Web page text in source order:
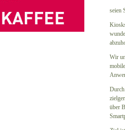
seien
Wir
Durch
über